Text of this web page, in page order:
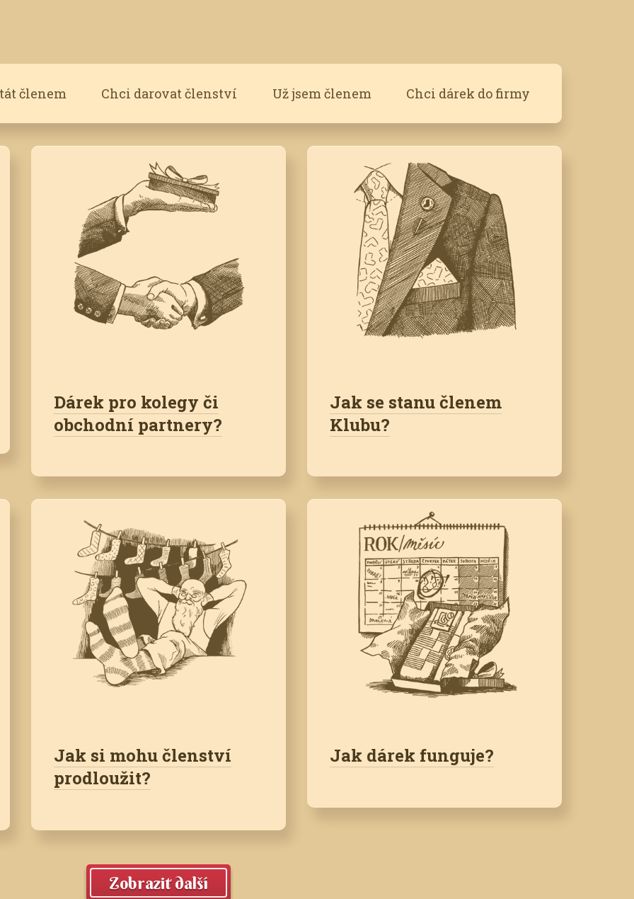
členem Chci darovat členství Už jsem členem Chci dárek do firmy
Dárek pro kolegy či
obchodní partnery?
Jak se stanu členem
Klubu?
Jak si mohu členství
prodloužit?
Jak dárek funguje?
Zobrazit další